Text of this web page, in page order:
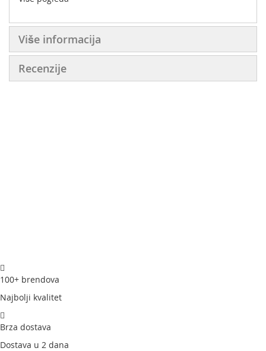
Više informacija
Recenzije
100+ brendova
Najbolji kvalitet
Brza dostava
Dostava u 2 dana